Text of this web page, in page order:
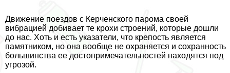
Движение поездов с Керченского парома своей
вибрацией добивает те крохи строений, которые дошли
до нас. Хоть и есть указатели, что крепость является
памятником, но она вообще не охраняется и сохранность
большинства ее достопримечательностей находятся под
угрозой.